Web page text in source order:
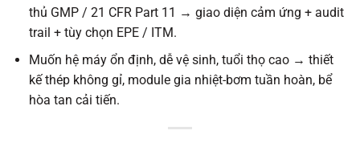
thủ GMP / 21 CFR Part 11 → giao diện cảm ứng + audit
trail + tùy chọn EPE / ITM.
Muốn hệ máy ổn định, dễ vệ sinh, tuổi thọ cao → thiết
kế thép không gỉ, module gia nhiệt-bơm tuần hoàn, bể
hòa tan cải tiến.